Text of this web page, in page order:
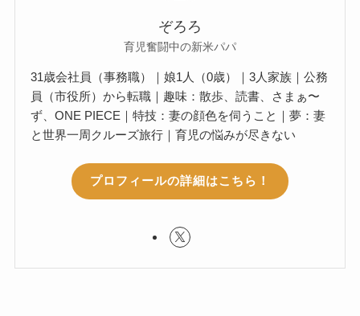
ぞろろ
育児奮闘中の新米パパ
31歳会社員（事務職）｜娘1人（0歳）｜3人家族｜公務
員（市役所）から転職｜趣味：散歩、読書、さまぁ〜
ず、ONE PIECE｜特技：妻の顔色を伺うこと｜夢：妻
と世界一周クルーズ旅行｜育児の悩みが尽きない
プロフィールの詳細はこちら！